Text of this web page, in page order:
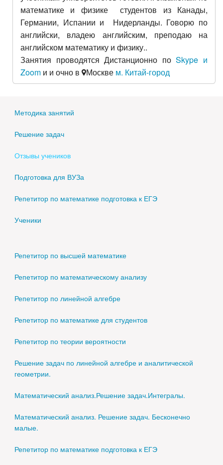
математике и физике студентов из Канады,
Германии, Испании и Нидерланды. Говорю по
английски, владею английским, преподаю на
английском математику и физику..
Занятия проводятся Дистанционно поSkype и
Zoom и и очно в Москве м. Китай-город
Методика занятий
Решение задач
Отзывы учеников
Подготовка для ВУЗа
Репетитор по математике подготовка к ЕГЭ
Ученики
Репетитор по высшей математике
Репетитор по математическому анализу
Репетитор по линейной алгебре
Репетитор по математике для студентов
Репетитор по теории вероятности
Решение задач по линейной алгебре и аналитической
геометрии.
Математический анализ.Решение задач.Интегралы.
Математический анализ. Решение задач. Бесконечно
малые.
Репетитор по математике подготовка к ЕГЭ